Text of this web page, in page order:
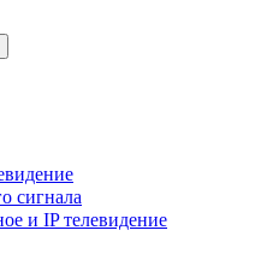
сигнала
и IP телевидение